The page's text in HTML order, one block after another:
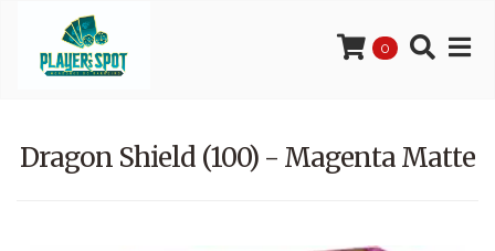
0
Dragon Shield (100) - Magenta Matte